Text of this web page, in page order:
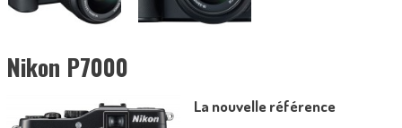
Nikon P7000
La nouvelle référence